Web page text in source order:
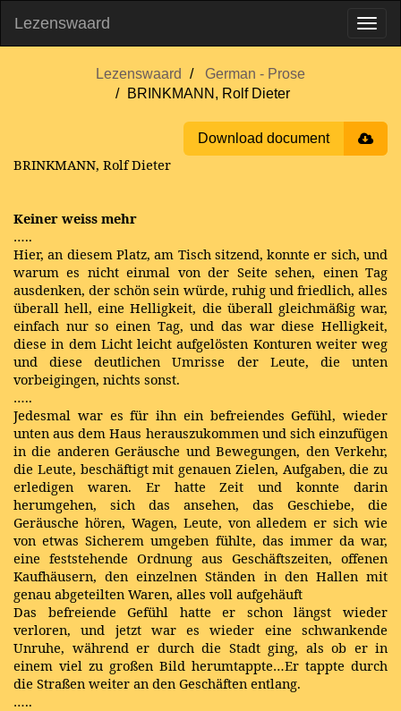
Lezenswaard
Lezenswaard
German - Prose
BRINKMANN, Rolf Dieter
Download document
BRINKMANN, Rolf Dieter
Keiner weiss mehr
…..
Hier, an diesem Platz, am Tisch sitzend, konnte er sich, und
warum es nicht einmal von der Seite sehen, einen Tag
ausdenken, der schön sein würde, ruhig und friedlich, alles
überall hell, eine Helligkeit, die überall gleichmäßig war,
einfach nur so einen Tag, und das war diese Helligkeit,
diese in dem Licht leicht aufgelösten Konturen weiter weg
und diese deutlichen Umrisse der Leute, die unten
vorbeigingen, nichts sonst.
…..
Jedesmal war es für ihn ein befreiendes Gefühl, wieder
unten aus dem Haus herauszukommen und sich einzufügen
in die anderen Geräusche und Bewegungen, den Verkehr,
die Leute, beschäftigt mit genauen Zielen, Aufgaben, die zu
erledigen waren. Er hatte Zeit und konnte darin
herumgehen, sich das ansehen, das Geschiebe, die
Geräusche hören, Wagen, Leute, von alledem er sich wie
von etwas Sicherem umgeben fühlte, das immer da war,
eine feststehende Ordnung aus Geschäftszeiten, offenen
Kaufhäusern, den einzelnen Ständen in den Hallen mit
genau abgeteilten Waren, alles voll aufgehäuft
Das befreiende Gefühl hatte er schon längst wieder
verloren, und jetzt war es wieder eine schwankende
Unruhe, während er durch die Stadt ging, als ob er in
einem viel zu großen Bild herumtappte…Er tappte durch
die Straßen weiter an den Geschäften entlang.
…..